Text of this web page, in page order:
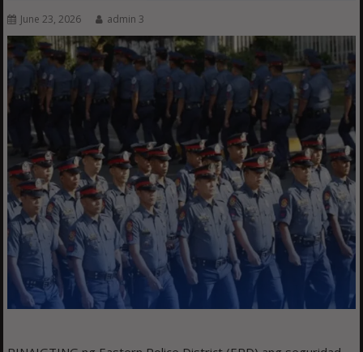
June 23, 2026 admin 3